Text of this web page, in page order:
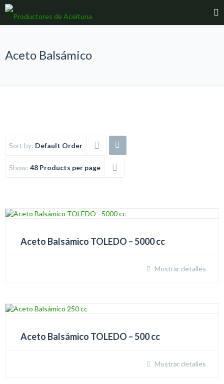
Aceto Balsámico
Sort by: Default Order
Show: 48 Products per page
Aceto Balsámico TOLEDO – 5000 cc
Mostrar detalles
Aceto Balsámico TOLEDO – 500 cc
Mostrar detalles